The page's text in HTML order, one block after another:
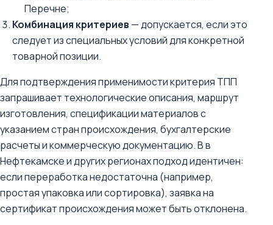
Перечне;
Комбинация критериев — допускается, если это
следует из специальных условий для конкретной
товарной позиции.
Для подтверждения применимости критерия ТПП
запрашивает технологические описания, маршрут
изготовления, спецификации материалов с
указанием стран происхождения, бухгалтерские
расчеты и коммерческую документацию. В в
Нефтекамске и других регионах подход идентичен:
если переработка недостаточна (например,
простая упаковка или сортировка), заявка на
сертификат происхождения может быть отклонена.